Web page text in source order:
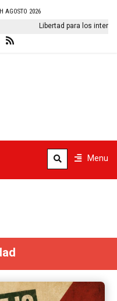
AGOSTO 2026
para los internacionalistas
Menu